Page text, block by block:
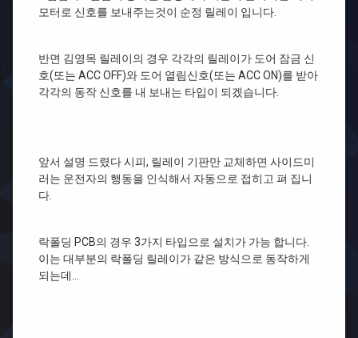
모터로 신호를 보내주는것이 순정 릴레이 입니다.
반면 김영목 릴레이의 경우 각각의 릴레이가 도어 잠금 신
호(또는 ACC OFF)와 도어 열림신호(또는 ACC ON)를 받아
각각의 동작 신호를 내 보내는 타입이 되겠습니다.
앞서 설명 드렸다 시피, 릴레이 기판만 교체하면 사이드미
러는 운전자의 행동을 인식해서 자동으로 접히고 펴 집니
다.
락폴딩 PCB의 경우 3가지 타입으로 설치가 가능 합니다.
이는 대부분의 락폴딩 릴레이가 같은 방식으로 동작하게
되는데…